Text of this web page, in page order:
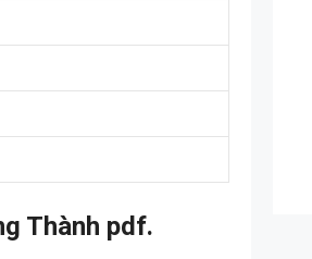
Thành pdf.